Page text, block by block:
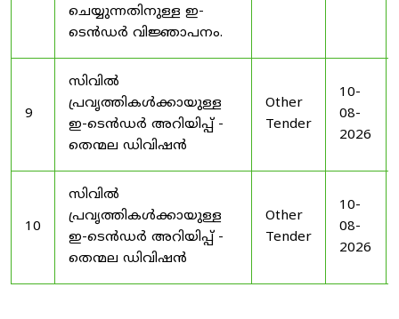
ചെയ്യുന്നതിനുള്ള ഇ-
ടെൻഡർ വിജ്ഞാപനം.
9
സിവിൽ
പ്രവൃത്തികൾക്കായുള്ള
ഇ-ടെൻഡർ അറിയിപ്പ് -
തെന്മല ഡിവിഷൻ
Other
Tender
10-
08-
2026
10
സിവിൽ
പ്രവൃത്തികൾക്കായുള്ള
ഇ-ടെൻഡർ അറിയിപ്പ് -
തെന്മല ഡിവിഷൻ
Other
Tender
10-
08-
2026